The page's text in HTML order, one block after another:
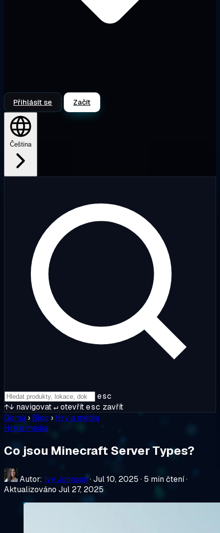
Přihlásit se Začít
Čeština
esc
↑↓ navigovat↵otevřítesc zavřít
Domů › Blog › Hry a média
Hry a média
Co jsou Minecraft Server Types?
Autor: Ivy Johnson·Jul 10, 2025 · 5 min čtení·
Aktualizováno Jul 27, 2025